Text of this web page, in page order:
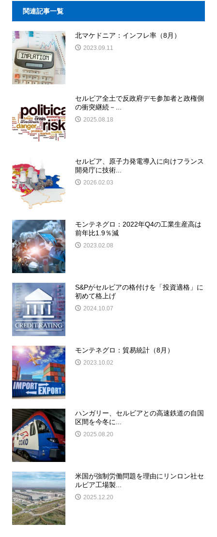
関連記事一覧
北マケドニア：インフレ率（8月）
2023.09.11
セルビア全土で反政府デモ参加者と政権側
の衝突継続－...
2025.08.18
セルビア、原子力発電導入に向けフランス
開発庁に技術...
2026.02.03
モンテネグロ：2022年Q4の工業生産高は
前年比1.9％減
2023.02.08
S&Pがセルビアの格付けを「投資適格」に
初めて格上げ
2024.10.07
モンテネグロ：貿易統計（8月）
2023.10.02
ハンガリー、セルビアとの高速鉄道の自国
区間を今冬に...
2025.08.20
米国が強制労働問題を理由にリンロン社セ
ルビア工場製...
2025.12.20